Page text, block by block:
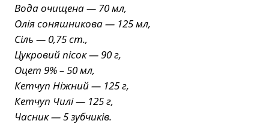
Вода очищена — 70 мл,
Олія соняшникова — 125 мл,
Сіль — 0,75 ст.,
Цукровий пісок — 90 г,
Оцет 9% – 50 мл,
Кетчуп Ніжний — 125 г,
Кетчуп Чилі — 125 г,
Часник — 5 зубчиків.